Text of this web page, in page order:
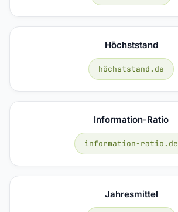
Höchststand
höchststand.de
Information-Ratio
information-ratio.de
Jahresmittel